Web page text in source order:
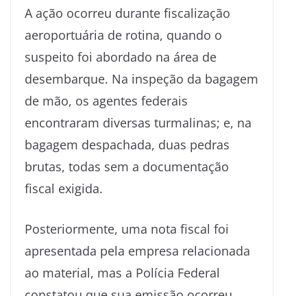
A ação ocorreu durante fiscalização
aeroportuária de rotina, quando o
suspeito foi abordado na área de
desembarque. Na inspeção da bagagem
de mão, os agentes federais
encontraram diversas turmalinas; e, na
bagagem despachada, duas pedras
brutas, todas sem a documentação
fiscal exigida.
Posteriormente, uma nota fiscal foi
apresentada pela empresa relacionada
ao material, mas a Polícia Federal